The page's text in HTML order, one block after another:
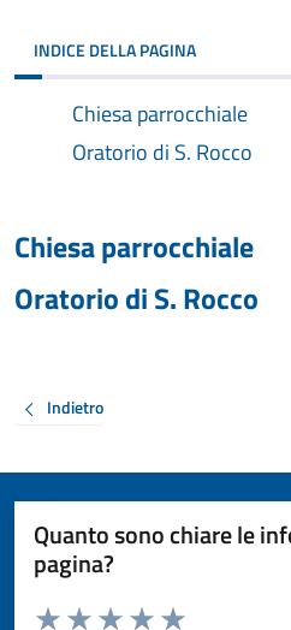
INDICE DELLA PAGINA
Chiesa parrocchiale
Oratorio di S. Rocco
Chiesa parrocchiale
Oratorio di S. Rocco
Indietro
Quanto sono chiare le
pagina?
Valuta da 1 a 5 stelle la pagina